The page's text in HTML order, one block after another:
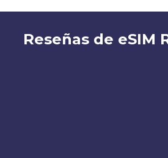
Reseñas de eSIM